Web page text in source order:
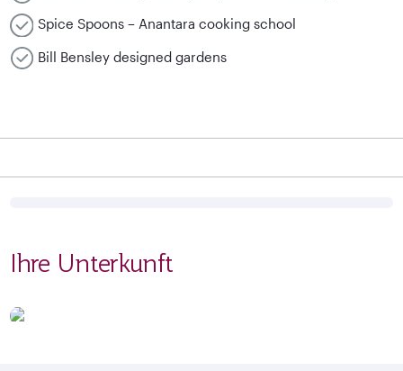
Spice Spoons – Anantara cooking school
Bill Bensley designed gardens
Ihre Unterkunft